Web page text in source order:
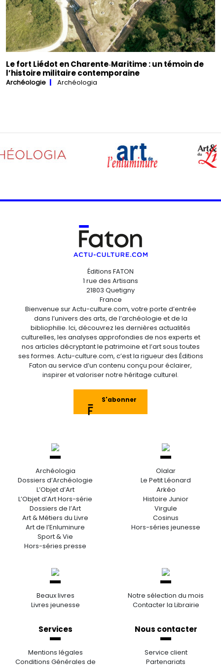
Le fort Liédot en Charente‑Maritime : un témoin de
l’histoire militaire contemporaine
Archéologie Archéologia
Éditions FATON
1 rue des Artisans
21803 Quetigny
France
Bienvenue sur Actu-culture.com, votre porte d’entrée
dans l’univers des arts, de l’archéologie et de la
bibliophilie. Ici, découvrez les dernières actualités
culturelles, les analyses approfondies de nos experts et
nos articles décryptant le patrimoine et l’art sous toutes
ses formes. Actu-culture.com, c’est la rigueur des Éditions
Faton au service d’un contenu conçu pour éclairer,
inspirer et valoriser notre héritage culturel.
S'abonner
Archéologia
Dossiers d’Archéologie
L’Objet d’Art
L’Objet d’Art Hors-série
Dossiers de l’Art
Art & Métiers du Livre
Art de l’Enluminure
Sport & Vie
Hors-séries presse
Olalar
Le Petit Léonard
Arkéo
Histoire Junior
Virgule
Cosinus
Hors-séries jeunesse
Beaux livres
Livres jeunesse
Notre sélection du mois
Contacter la Librairie
Services
Mentions légales
Conditions Générales de
Nous contacter
Service client
Partenariats